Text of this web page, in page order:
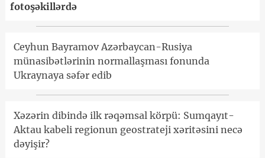
fotoşəkillərdə
Ceyhun Bayramov Azərbaycan-Rusiya
münasibətlərinin normallaşması fonunda
Ukraynaya səfər edib
Xəzərin dibində ilk rəqəmsal körpü: Sumqayıt-
Aktau kabeli regionun geostrateji xəritəsini necə
dəyişir?